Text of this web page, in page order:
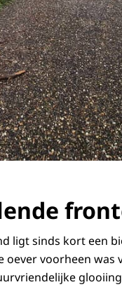
ligt sinds kort een
voorheen was